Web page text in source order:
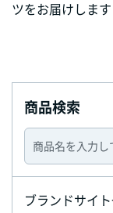
ツをお届けします
商品検索
ブランドサイ